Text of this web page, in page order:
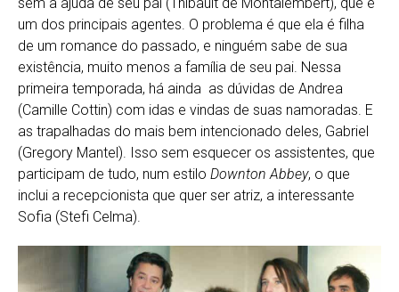
um dos principais agentes. O problema é que ela é filha
de um romance do passado, e ninguém sabe de sua
existência, muito menos a família de seu pai. Nessa
primeira temporada, há ainda as dúvidas de Andrea
(Camille Cottin) com idas e vindas de suas namoradas. E
as trapalhadas do mais bem intencionado deles, Gabriel
(Gregory Mantel). Isso sem esquecer os assistentes, que
participam de tudo, num estilo Downton Abbey, o que
inclui a recepcionista que quer ser atriz, a interessante
Sofia (Stefi Celma).